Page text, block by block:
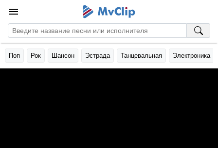
Поп Рок Шансон Эстрада Танцевальная Электроника